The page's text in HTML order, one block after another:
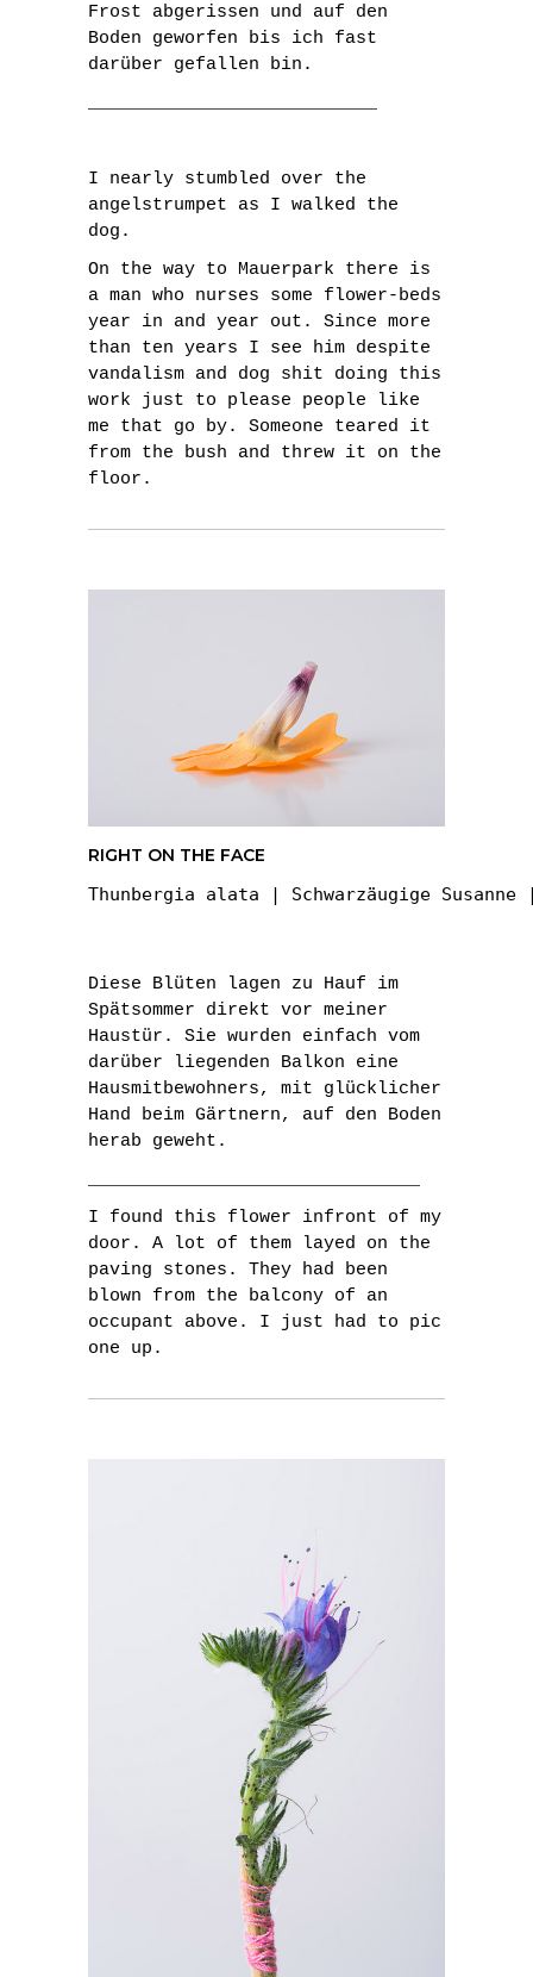
Frost abgerissen und auf den
Boden geworfen bis ich fast
darüber gefallen bin.
I nearly stumbled over the
angelstrumpet as I walked the
dog.
On the way to Mauerpark there is
a man who nurses some flower-beds
year in and year out. Since more
than ten years I see him despite
vandalism and dog shit doing this
work just to please people like
me that go by. Someone teared it
from the bush and threw it on the
floor.
RIGHT ON THE FACE
Thunbergia alata | Schwarzäugige Susanne
Diese Blüten lagen zu Hauf im
Spätsommer direkt vor meiner
Haustür. Sie wurden einfach vom
darüber liegenden Balkon eine
Hausmitbewohners, mit glücklicher
Hand beim Gärtnern, auf den Boden
herab geweht.
I found this flower infront of my
door. A lot of them layed on the
paving stones. They had been
blown from the balcony of an
occupant above. I just had to pic
one up.